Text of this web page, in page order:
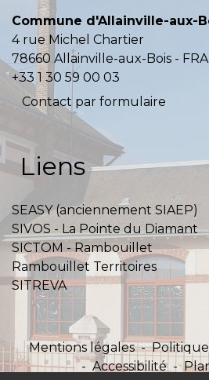
Commune d'Allainville-aux-
4 rue Michel Chartier
78660 Allainville-aux-Bois -
+33 1 30 59 00 03
Contact par formulaire
Liens
SEASY (anciennement SIAEP)
SIVOS - La Pointe du Diamant
SICTOM - Rambouillet
Rambouillet Territoires
SITREVA
Mentions légales -
- Accessibilité -